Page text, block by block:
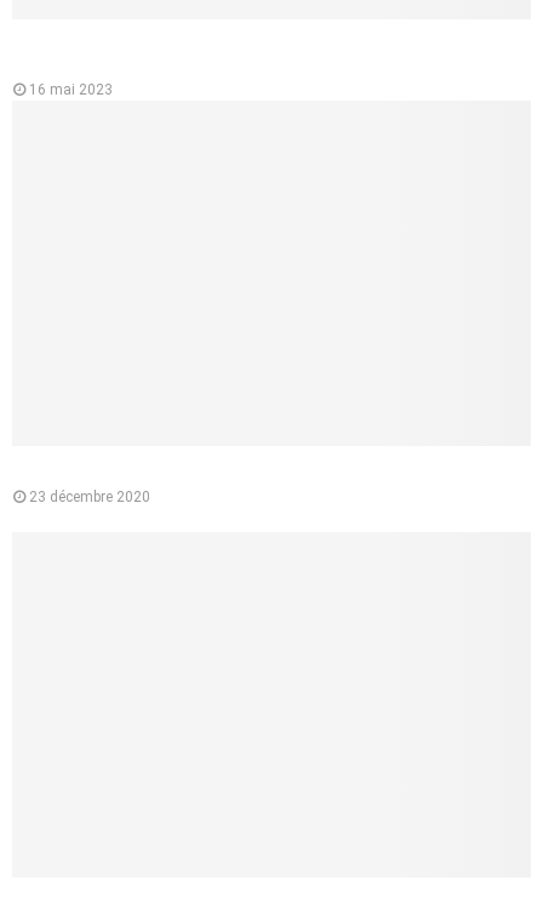
16 mai 2023
23 décembre 2020